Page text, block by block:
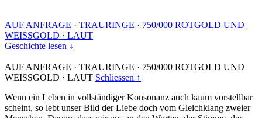
AUF ANFRAGE · TRAURINGE · 750/000 ROTGOLD UND
WEISSGOLD · LAUT
Geschichte lesen ↓
AUF ANFRAGE · TRAURINGE · 750/000 ROTGOLD UND
WEISSGOLD · LAUT Schliessen ↑
Wenn ein Leben in vollständiger Konsonanz auch kaum vorstellbar
scheint, so lebt unser Bild der Liebe doch vom Gleichklang zweier